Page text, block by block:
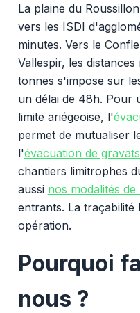
La plaine du
vers les ISDI
minutes. Vers le
Vallespir, les
tonnes s'impose sur
un délai de 48h. Pour
limite ariégeoise, l'
permet de mutualiser
l'évacuation de
chantiers limitrophes
aussi nos modalités de
entrants. La traçabilité
opération.
Pourquoi
nous ?